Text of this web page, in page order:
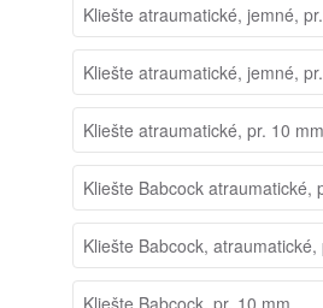
Kliešte atraumatické, jemné,
Kliešte atraumatické, jemné,
Kliešte atraumatické, pr. 10 mm
Kliešte Babcock atraumatické,
Kliešte Babcock, atraumatické,
Kliešte Babcock, pr. 10 mm